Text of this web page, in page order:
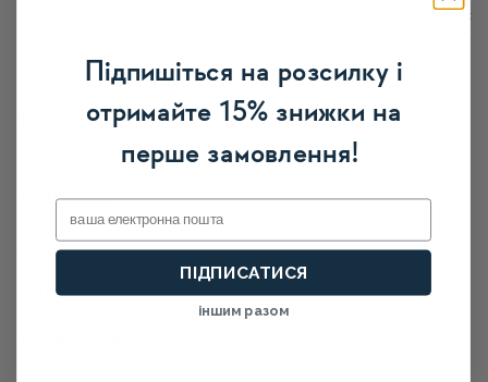
Leave a comment
Категорії
Herbalfarm
Акне
Акції
Підпишіться на розсилку і
отримайте 15% знижки на
перше замовлення!
Email
ПІДПИСАТИСЯ
іншим разом